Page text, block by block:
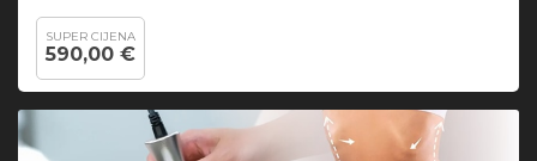
SUPER CIJENA
590,00 €